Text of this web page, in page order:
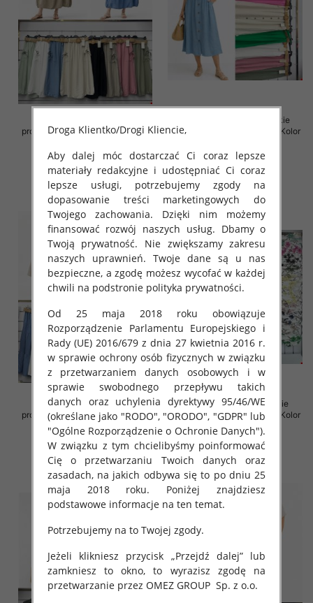
produkt) Roz Standard, Mix Kolor
38.00 zł
szczegóły
Spódnice damskie (Włoskie
produkt) Roz Standard, Mix Kolor
35.00 zł
szczegóły
Spódnice damskie (Włoskie
produkt) Roz Standard, Mix Kolor
Paczka 5 szt
35.00 zł
szczegóły
Sukienki damskie (Włoskie
produkt) Roz Standard, Mix Kolor
Paczka 5 szt
35.00 zł
szczegóły
Droga Klientko/Drogi Kliencie,
Aby dalej móc dostarczać Ci coraz lepsze
materiały redakcyjne i udostępniać Ci coraz
lepsze usługi, potrzebujemy zgody na
dopasowanie treści marketingowych do
Twojego zachowania. Dzięki nim możemy
finansować rozwój naszych usług. Dbamy o
Twoją prywatność. Nie zwiększamy zakresu
naszych uprawnień. Twoje dane są u nas
bezpieczne, a zgodę możesz wycofać w każdej
chwili na podstronie polityka prywatności.
Od 25 maja 2018 roku obowiązuje
Rozporządzenie Parlamentu Europejskiego i
Rady (UE) 2016/679 z dnia 27 kwietnia 2016 r.
w sprawie ochrony osób fizycznych w związku
z przetwarzaniem danych osobowych i w
sprawie swobodnego przepływu takich
danych oraz uchylenia dyrektywy 95/46/WE
(określane jako "RODO", "ORODO", "GDPR" lub
"Ogólne Rozporządzenie o Ochronie Danych").
W związku z tym chcielibyśmy poinformować
Cię o przetwarzaniu Twoich danych oraz
zasadach, na jakich odbywa się to po dniu 25
maja 2018 roku. Poniżej znajdziesz
podstawowe informacje na ten temat.
Potrzebujemy na to Twojej zgody.
Jeżeli klikniesz przycisk „Przejdź dalej” lub
zamkniesz to okno, to wyrazisz zgodę na
przetwarzanie przez OMEZ GROUP Sp. z o.o.